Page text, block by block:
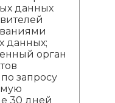
данных
данных;
орган
запросу
30 дней